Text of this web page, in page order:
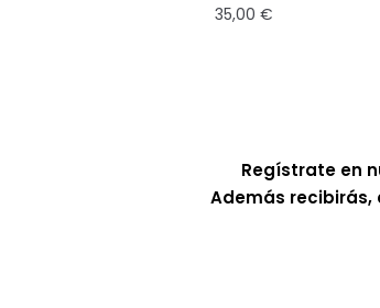
35,00€
Regístrate en
Además recibirás,